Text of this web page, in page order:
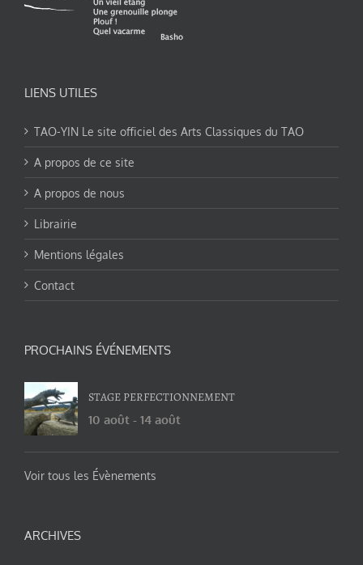
LIENS UTILES
TAO-YIN Le site officiel des Arts Classiques du TAO
A propos de ce site
A propos de nous
Librairie
Mentions légales
Contact
PROCHAINS ÉVÉNEMENTS
STAGE PERFECTIONNEMENT
10 août - 14 août
Voir tous les Évènements
ARCHIVES